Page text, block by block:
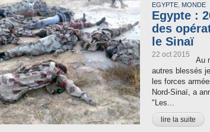
EGYPTE, MONDE
Egypte :
des
le Sinaï
22 oct 2015
Au
autres blessés
les forces
Nord-Sinaï, a
"Les...
lire la suite